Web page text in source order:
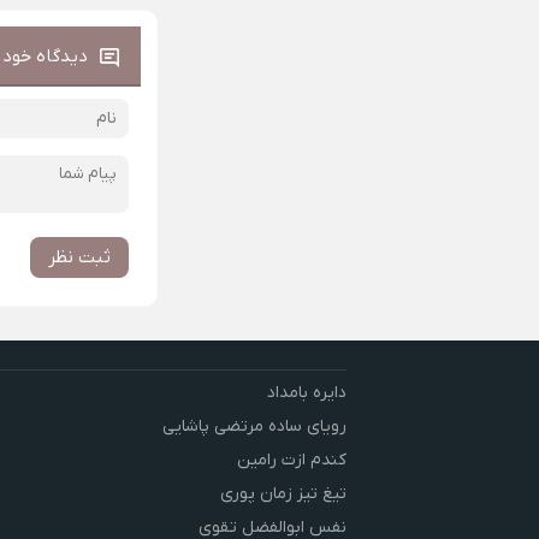
دیدگاه خود
ثبت نظر
دایره بامداد
رویای ساده مرتضی پاشایی
کندم ازت رامین
تیغ تیز زمان پوری
نفس ابوالفضل تقوی